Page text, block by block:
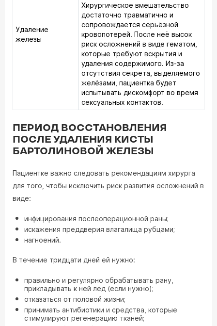
Удаление
железы
Хирургическое вмешательство
достаточно травматично и
сопровождается серьёзной
кровопотерей. После неё высок
риск осложнений в виде гематом,
которые требуют вскрытия и
удаления содержимого. Из-за
отсутствия секрета, выделяемого
желёзами, пациентка будет
испытывать дискомфорт во время
сексуальных контактов.
ПЕРИОД ВОССТАНОВЛЕНИЯ
ПОСЛЕ УДАЛЕНИЯ КИСТЫ
БАРТОЛИНОВОЙ ЖЕЛЕЗЫ
Пациентке важно следовать рекомендациям хирурга
для того, чтобы исключить риск развития осложнений в
виде:
инфицирования послеоперационной раны;
искажения преддверия влагалища рубцами;
нагноений.
В течение тридцати дней ей нужно:
правильно и регулярно обрабатывать рану,
прикладывать к ней лёд (если нужно);
отказаться от половой жизни;
принимать антибиотики и средства, которые
стимулируют регенерацию тканей;